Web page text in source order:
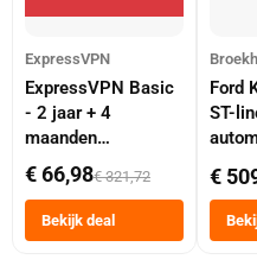
ExpressVPN
ExpressVPN Basic
- 2 jaar + 4
maanden
abonnement
€ 66,98€ 321,72
Bekijk deal
Ford
ST-
€